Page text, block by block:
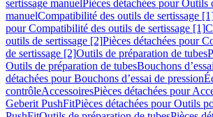
sertissage manuelPièces détachées pour Outils
manuelCompatibilité des outils de sertissage
pour Compatibilité des outils de sertissage [1]
outils de sertissage [2]Pièces détachées pour
de sertissage [2]Outils de préparation de tubes
Outils de préparation de tubesBouchons
détachées pour Bouchons d’essai de pression
contrôleAccessoiresPièces détachées pour
Geberit PushFitPièces détachées pour Outils